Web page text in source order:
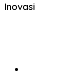
Inovasi